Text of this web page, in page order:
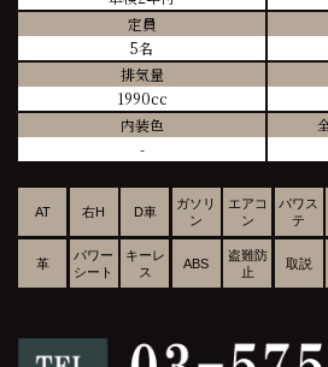
定員
5名
排気量
1990cc
内装色
-
AT 右H D車
ガソリ
ン
エアコ
ン
パワス
テ
革
パワー
シート
キーレ
ス
ABS
盗難防
止
取説